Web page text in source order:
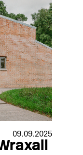
09.09.2025